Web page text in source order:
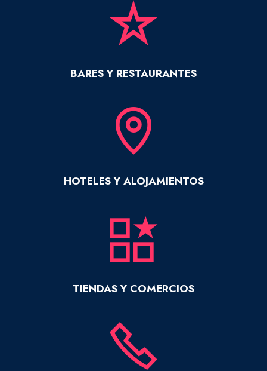
BARES Y RESTAURANTES
HOTELES Y ALOJAMIENTOS
TIENDAS Y COMERCIOS